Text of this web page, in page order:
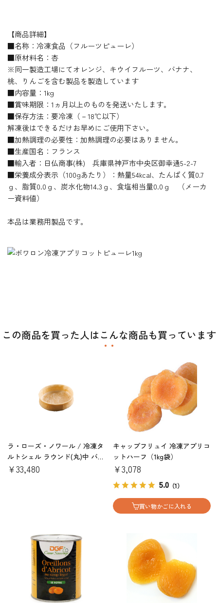
【商品詳細】
■名称：冷凍食品（フルーツピューレ）
■原材料名：杏
※同一製造工場にてオレンジ、キウイフルーツ、バナナ、
桃、りんごを含む製品を製造しています
■内容量：1kg
■賞味期限：1ヵ月以上のものを発送いたします。
■保存方法：要冷凍（－18℃以下）
解凍後はできるだけお早めにご使用下さい。
■加熱調理の必要性：加熱調理の必要はありません。
■生産国名：フランス
■輸入者：日仏商事(株) 兵庫県神戸市中央区御幸通5-2-7
■栄養成分表示（100gあたり）：熱量54kcal、たんぱく質0.7
ｇ、脂質0.0ｇ、炭水化物14.3ｇ、食塩相当量0.0ｇ （メーカ
ー資料値）
本品は業務用製品です。
この商品を買った人はこんな商品も買っています
ラ・ローズ・ノワール / 冷凍タ
ルトシェル ラウンド(丸)中 バニ
ラC&C（20入りx10箱)
￥33,480
キャップフリュイ 冷凍アプリコ
ットハーフ（1kg袋）
￥3,078
5.0 （1）
買い物かごに入れる